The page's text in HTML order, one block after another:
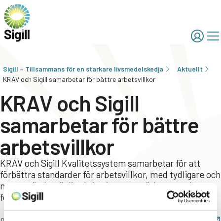
Sigill – Tillsammans för en starkare livsmedelskedja
Aktuellt
KRAV och Sigill samarbetar för bättre arbetsvillkor
KRAV och Sigill
samarbetar för bättre
arbetsvillkor
KRAV och Sigill Kvalitetssystem samarbetar för att
förbättra standarder för arbetsvillkor, med tydligare och
mer användarvänliga kriterier som stärker tryggheten
för arbetstagare och förenklar för arbetsgivare.